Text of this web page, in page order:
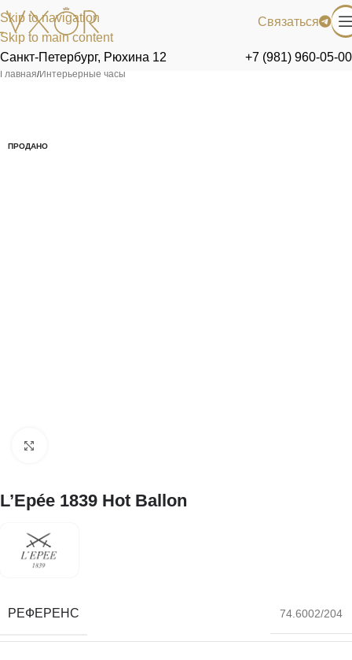
Skip to navigation
Skip to main content
Связаться
Санкт-Петербург, Рюхина 12 +7 (981) 960-05-00
Главная/Интерьерные часы
ПРОДАНО
L’Epée 1839 Hot Ballon
РЕФЕРЕНС 74.6002/204